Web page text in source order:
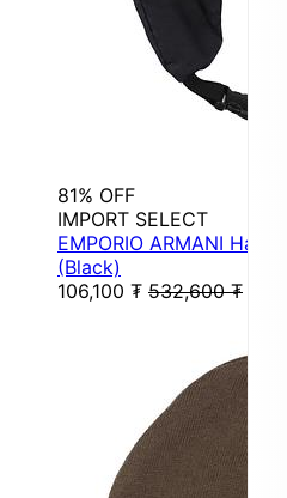
81% OFF
IMPORT SELECT
EMPORIO ARMANI
(Black)
106,100 ₮ 532,600 ₮